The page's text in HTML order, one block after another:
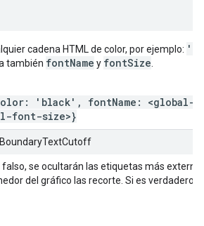
cadena HTML de color, por ejemplo:
también fontName y fontSize
'black', fontName: <global-
font-size>}
se ocultarán las etiquetas más
del gráfico las recorte. Si es verdadero,